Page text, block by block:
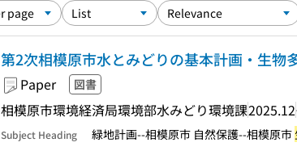
第2次相模原市水とみどりの基本計画・生物
Paper 図書
相模原市環境経済局環境部水みどり環境課2025.12
Subject Heading 緑地計画--相模原市 自然保護--相模原市